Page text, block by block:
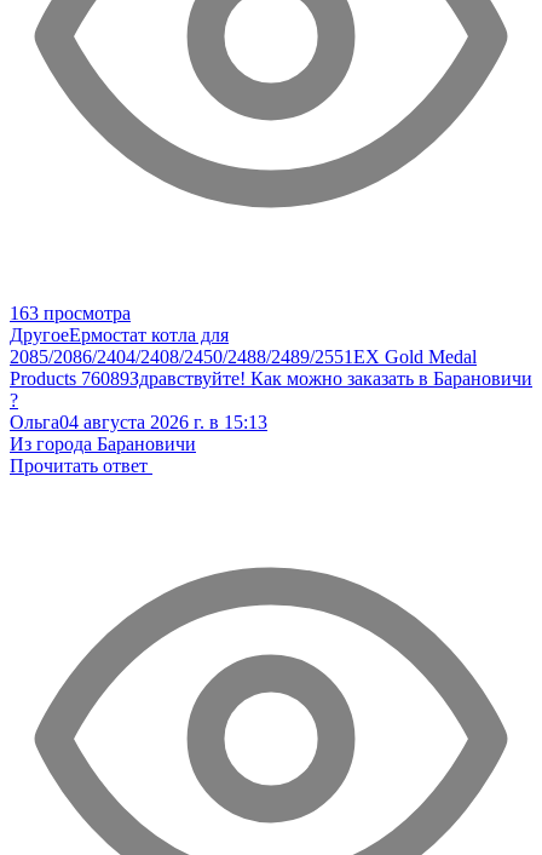
163 просмотра
ДругоеЕрмостат котла для
2085/2086/2404/2408/2450/2488/2489/2551EX Gold Medal
Products 76089Здравствуйте! Как можно заказать в Барановичи
?
Ольга04 августа 2026 г. в 15:13
Из города Барановичи
Прочитать ответ